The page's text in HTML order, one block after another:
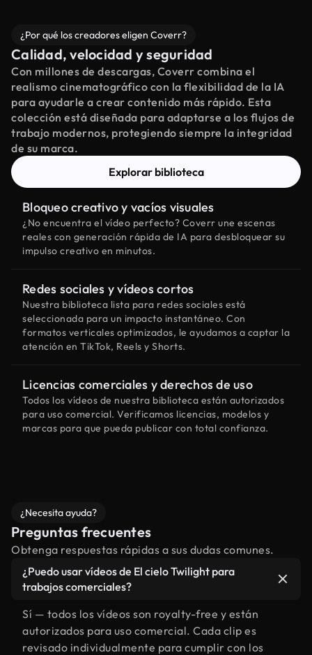
¿Por qué los creadores eligen Coverr?
Calidad, velocidad y seguridad
Con millones de descargas, Coverr combina el
realismo cinematográfico con la flexibilidad de la IA
para ayudarle a crear contenido más rápido. Esta
colección está diseñada para adaptarse a los flujos de
trabajo modernos, protegiendo siempre la integridad
de su marca.
Explorar biblioteca
Bloqueo creativo y vacíos visuales
¿No encuentra el vídeo perfecto? Coverr une escenas
reales con generación rápida de IA para desbloquear su
impulso creativo en minutos.
Redes sociales y vídeos cortos
Nuestra biblioteca lista para redes sociales está
seleccionada para un impacto instantáneo. Con
formatos verticales optimizados, le ayudamos a captar la
atención en TikTok, Reels y Shorts.
Licencias comerciales y derechos de uso
Todos los vídeos de nuestra biblioteca están autorizados
para uso comercial. Verificamos licencias, modelos y
marcas para que pueda publicar con total confianza.
¿Necesita ayuda?
Preguntas frecuentes
Obtenga respuestas rápidas a sus dudas comunes.
¿Puedo usar vídeos de El cielo Twilight para
trabajos comerciales?
Sí — todos los vídeos son royalty-free y están
autorizados para uso comercial. Cada clip es
revisado individualmente para cumplir con los